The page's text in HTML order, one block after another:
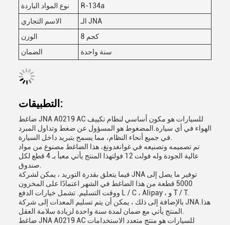
نوع المواد الباردة
R-134a
الاسم التجاري
الـ JNA
الوزن
8 كجم
الضمان
سنة واحدة
التطبيقات:
ضاغط JNA A0219 AC للسيارات هو مكون أساسي لنظام تكييف
الهواء في أي سيارة.المضغوط هو المسؤول عن ضغط وتداول المبرد
تم تصميمه وتصنيعه في غوانغدونغ، هذا الضاغط مصنوع من مواد
عالية الجودة وله فولت 12 فولتهذا المنتج يأتي معبأ بـ 4 قطع لكل
فيما يتعلق بقدرة التوريد ، يمكن لشركة JNA توفير ما يصل إلى
5000 قطعة من هذا الضاغط في الشهر اعتمادًا على المخزون
ووقت التسليم. تشمل خيارات الدفع L / C ، Alipay ، و T / T.
بالإضافة إلى ذلك ، يمكن أن يتم تسليم المعدات إلى شركة JNA.هذا
ضاغط JNA A0219 AC للسيارات هو منتج متعدد الاستخدامات